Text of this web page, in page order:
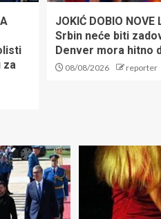
za
JOKIĆ DOBIO NOVE
Srbin neće biti
Denver mora hitno
08/08/2026 reporter